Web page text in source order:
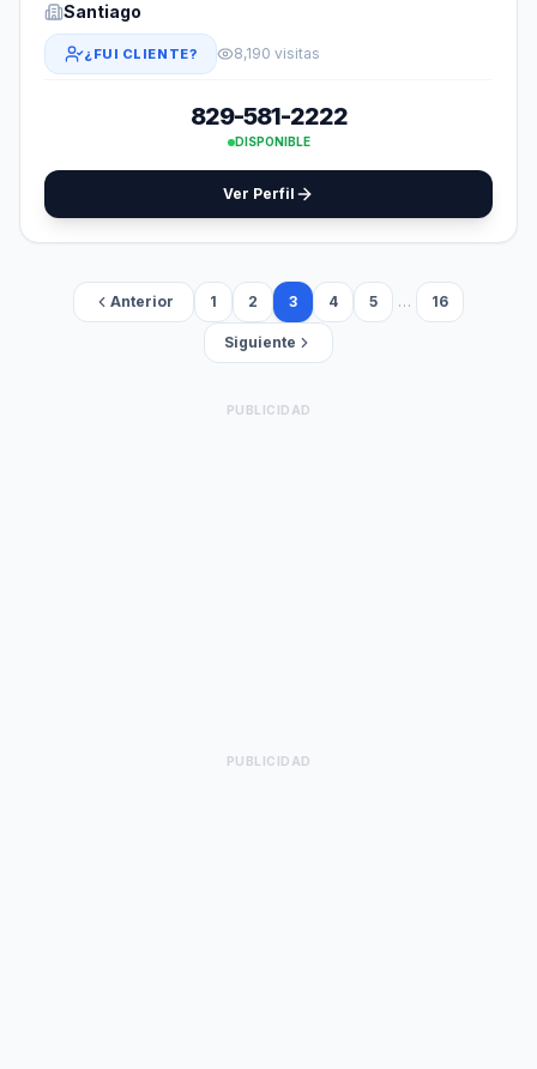
Santiago
¿FUI CLIENTE? 8,190 visitas
829-581-2222
DISPONIBLE
Ver Perfil
Anterior 1 2 3 4 5 … 16
Siguiente
PUBLICIDAD
PUBLICIDAD